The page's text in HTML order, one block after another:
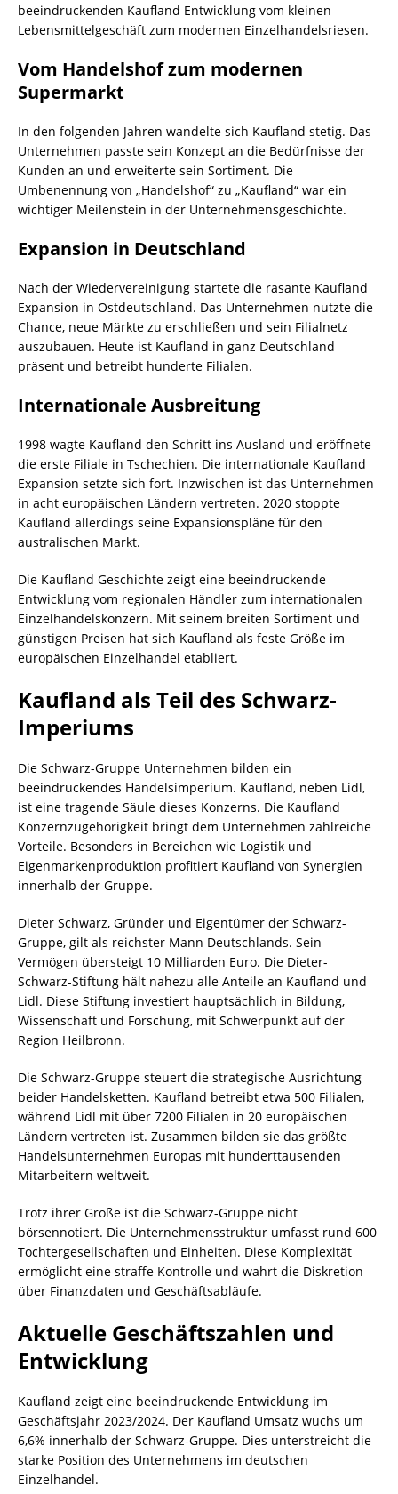
beeindruckenden Kaufland Entwicklung vom kleinen
Lebensmittelgeschäft zum modernen Einzelhandelsriesen.
Vom Handelshof zum modernen
Supermarkt
In den folgenden Jahren wandelte sich Kaufland stetig. Das
Unternehmen passte sein Konzept an die Bedürfnisse der
Kunden an und erweiterte sein Sortiment. Die
Umbenennung von „Handelshof“ zu „Kaufland“ war ein
wichtiger Meilenstein in der Unternehmensgeschichte.
Expansion in Deutschland
Nach der Wiedervereinigung startete die rasante Kaufland
Expansion in Ostdeutschland. Das Unternehmen nutzte die
Chance, neue Märkte zu erschließen und sein Filialnetz
auszubauen. Heute ist Kaufland in ganz Deutschland
präsent und betreibt hunderte Filialen.
Internationale Ausbreitung
1998 wagte Kaufland den Schritt ins Ausland und eröffnete
die erste Filiale in Tschechien. Die internationale Kaufland
Expansion setzte sich fort. Inzwischen ist das Unternehmen
in acht europäischen Ländern vertreten. 2020 stoppte
Kaufland allerdings seine Expansionspläne für den
australischen Markt.
Die Kaufland Geschichte zeigt eine beeindruckende
Entwicklung vom regionalen Händler zum internationalen
Einzelhandelskonzern. Mit seinem breiten Sortiment und
günstigen Preisen hat sich Kaufland als feste Größe im
europäischen Einzelhandel etabliert.
Kaufland als Teil des Schwarz-
Imperiums
Die Schwarz-Gruppe Unternehmen bilden ein
beeindruckendes Handelsimperium. Kaufland, neben Lidl,
ist eine tragende Säule dieses Konzerns. Die Kaufland
Konzernzugehörigkeit bringt dem Unternehmen zahlreiche
Vorteile. Besonders in Bereichen wie Logistik und
Eigenmarkenproduktion profitiert Kaufland von Synergien
innerhalb der Gruppe.
Dieter Schwarz, Gründer und Eigentümer der Schwarz-
Gruppe, gilt als reichster Mann Deutschlands. Sein
Vermögen übersteigt 10 Milliarden Euro. Die Dieter-
Schwarz-Stiftung hält nahezu alle Anteile an Kaufland und
Lidl. Diese Stiftung investiert hauptsächlich in Bildung,
Wissenschaft und Forschung, mit Schwerpunkt auf der
Region Heilbronn.
Die Schwarz-Gruppe steuert die strategische Ausrichtung
beider Handelsketten. Kaufland betreibt etwa 500 Filialen,
während Lidl mit über 7200 Filialen in 20 europäischen
Ländern vertreten ist. Zusammen bilden sie das größte
Handelsunternehmen Europas mit hunderttausenden
Mitarbeitern weltweit.
Trotz ihrer Größe ist die Schwarz-Gruppe nicht
börsennotiert. Die Unternehmensstruktur umfasst rund 600
Tochtergesellschaften und Einheiten. Diese Komplexität
ermöglicht eine straffe Kontrolle und wahrt die Diskretion
über Finanzdaten und Geschäftsabläufe.
Aktuelle Geschäftszahlen und
Entwicklung
Kaufland zeigt eine beeindruckende Entwicklung im
Geschäftsjahr 2023/2024. Der Kaufland Umsatz wuchs um
6,6% innerhalb der Schwarz-Gruppe. Dies unterstreicht die
starke Position des Unternehmens im deutschen
Einzelhandel.